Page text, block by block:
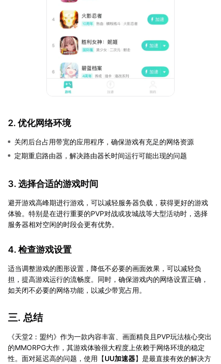
2. 优化网络环境
关闭后台占用带宽的应用程序，确保游戏有充足的网络资源
定期重启路由器，解决路由器长时间运行可能出现的问题
3. 选择合适的游戏时间
避开游戏高峰期进行游戏，可以减轻服务器负载，获得更好的游戏
体验。特别是在进行重要的PVP对战或攻城战等大型活动时，选择
服务器相对空闲的时段会更有优势。
4. 检查游戏设置
适当调整游戏的图形设置，降低不必要的画面效果，可以减轻负
担，提高游戏运行的流畅度。同时，确保游戏内的网络设置正确，
如关闭不必要的网络功能，以减少带宽占用。
三. 总结
《天堂2：盟约》作为一款内容丰富、画面精良且PVP玩法核心突出
的MMORPG大作，其游戏体验很大程度上依赖于网络环境的稳定
性。面对延迟高的问题，使用【UU加速器】是最直接有效的解决方